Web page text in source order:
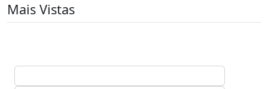
Mais Vistas